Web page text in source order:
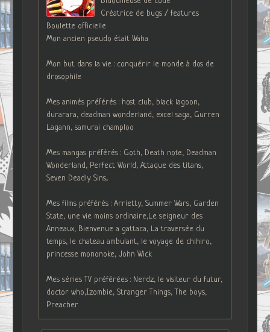
Créatrice de bugs / features
Boulette officielle
Mon ancien pseudo était Waha
Mon but dans la vie : conquérir le monde à dos de
drosophile
Mes animés préférés : host club, black lagoon,
durarara, deadman wonderland, excel saga, Gurren
Lagann, samurai champloo
Mes mangas préférés : Goth, Death note, Deadman
Wonderland, Perfect World, Attaque des titans,
Seven Deadly Sins...
Mes films préférés : Arrietty, Summer Wars, Garden
State, une vie moins ordinaire,Le seigneur des
Anneaux, Bienvenue a gattaca, La traversée du
temps, le chateau ambulant, le voyage de chihiro,
princesse mononoke, John Wick
Mes séries TV préférées : Nerdz, le visiteur du futur,
doctor who,Izombie, Stranger Things, The boys,
Preacher